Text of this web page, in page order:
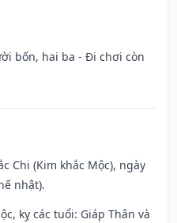
bốn, hai ba - Đi chơi còn
Chi (Kim khắc Mộc), ngày
nhật).
kỵ các tuổi: Giáp Thân và